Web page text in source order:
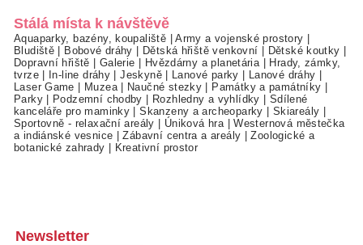
Stálá místa k návštěvě
Aquaparky, bazény, koupaliště |Army a vojenské prostory |
Bludiště | Bobové dráhy | Dětská hřiště venkovní | Dětské koutky |
Dopravní hřiště | Galerie | Hvězdárny a planetária | Hrady, zámky,
tvrze| In-line dráhy |Jeskyně| Lanové parky | Lanové dráhy |
Laser Game | Muzea| Naučné stezky | Památky a památníky |
Parky| Podzemní chodby | Rozhledny a vyhlídky | Sdílené
kanceláře pro maminky |Skanzeny a archeoparky | Skiareály |
Sportovně - relaxační areály | Úniková hra |Westernová městečka
a indiánské vesnice |Zábavní centra a areály |Zoologické a
botanické zahrady | Kreativní prostor
Newsletter